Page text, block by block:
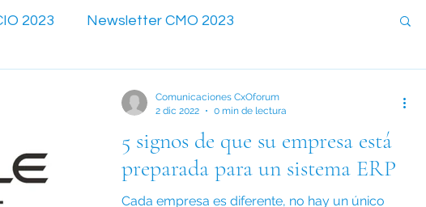
2023 Newsletter CMO 2023
CxO Newsletter CIO 2024
5 signos de que su empresa está
preparada para un sistema ERP
Cada empresa es diferente, no hay un único
Comunicaciones CxOforum
2 dic 2022
0 min de lectura